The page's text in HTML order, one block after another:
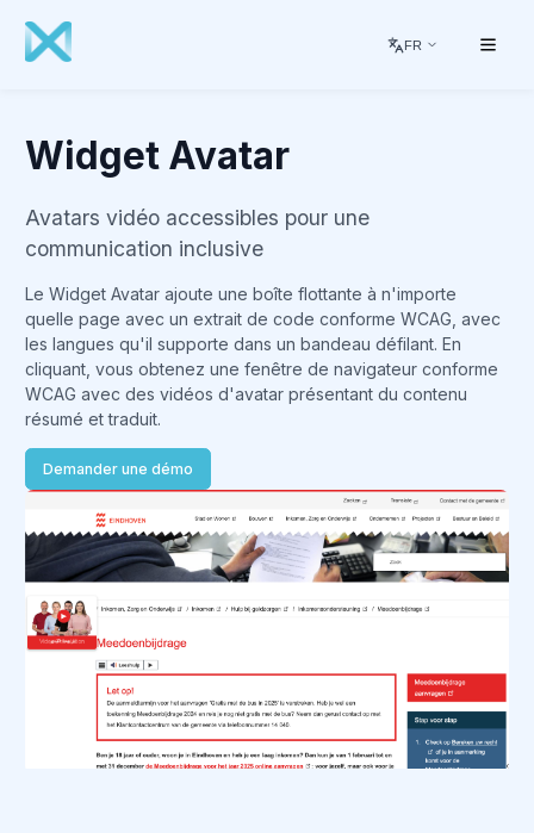
FR
Widget Avatar
Avatars vidéo accessibles pour une
communication inclusive
Le Widget Avatar ajoute une boîte flottante à n'importe
quelle page avec un extrait de code conforme WCAG, avec
les langues qu'il supporte dans un bandeau défilant. En
cliquant, vous obtenez une fenêtre de navigateur conforme
WCAG avec des vidéos d'avatar présentant du contenu
résumé et traduit.
Demander une démo